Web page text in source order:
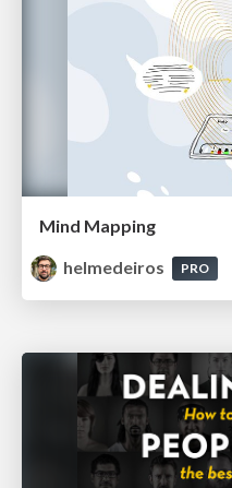
Mind Mapping
helmedeiros
PRO